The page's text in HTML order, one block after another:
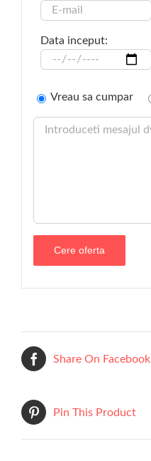
Data inceput:
Vreau sa cumpar
Share On Facebook
Pin This Product